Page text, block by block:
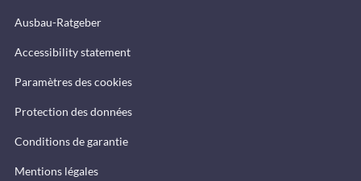
Ausbau-Ratgeber
Accessibility statement
Paramètres des cookies
Protection des données
Conditions de garantie
Mentions légales